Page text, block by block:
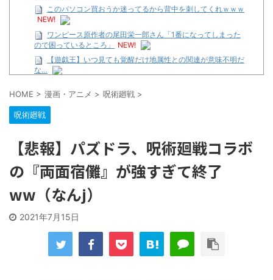
このパソコン買おうか迷ってるから背中を刺してくれｗｗｗ
NEW!
ワンピース原作者の尾田栄一郎さん「1番になってしまった
ので困っているところ」
NEW!
【遊戯王】いつ見ても覚醒だけ地属性との関連が意味不明だ
な…
【遊戯王】いつ見ても覚醒だけ地属性との関連が意味不明だ
な…
「洋画に日本版主題歌は必要か?」論争
【ギャルゲ】「千恋*万花」のアニメ化決定でKOTOKOが主
題歌歌うよ！
【R-18】真・女神転生 Road to the Transcendence【二次
創作】 第２０話
北原ももさんの挑発!!!
【画像】この女優さん、可愛すぎる
【遊戯王】いつ見ても覚醒だけ地属性との関連が意味不明だ
美少女図鑑AWARD2026グランプリ・榎本彩乃、グラビア披
露！透明感が凄い！！
HOME > 漫画・アニメ > 呪術廻戦 >
呪術廻戦
【悲報】パズドラ、呪術廻戦コラボ
の『両面宿儺』が強すぎて終了
ww（なんj）
2021年7月15日